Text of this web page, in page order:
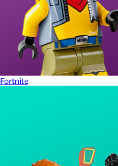
Fortnite